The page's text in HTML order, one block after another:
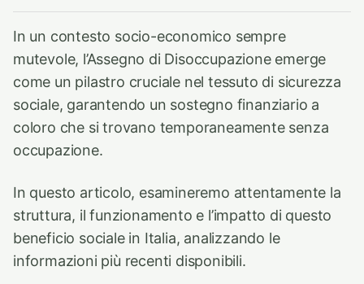
In un contesto socio-economico sempre
mutevole, l’Assegno di Disoccupazione emerge
come un pilastro cruciale nel tessuto di sicurezza
sociale, garantendo un sostegno finanziario a
coloro che si trovano temporaneamente senza
occupazione.
In questo articolo, esamineremo attentamente la
struttura, il funzionamento e l’impatto di questo
beneficio sociale in Italia, analizzando le
informazioni più recenti disponibili.